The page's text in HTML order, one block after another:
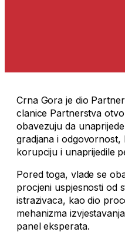
Crna Gora je dio
clanice Partnerstva
obavezuju da
gradjana i
korupciju i unaprijedile
Pored toga, vlade se
procjeni uspjesnosti od
istrazivaca, kao dio
mehanizma
panel eksperata.